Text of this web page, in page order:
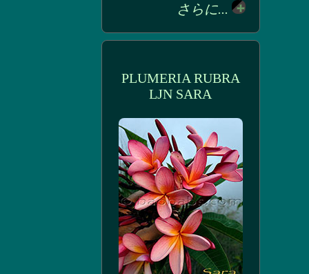
さらに...
PLUMERIA RUBRA
LJN SARA